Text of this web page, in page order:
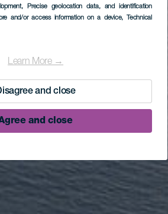
, Precise geolocation data, and identification
and/or access information on a device, Technical
Learn More →
and close
and close